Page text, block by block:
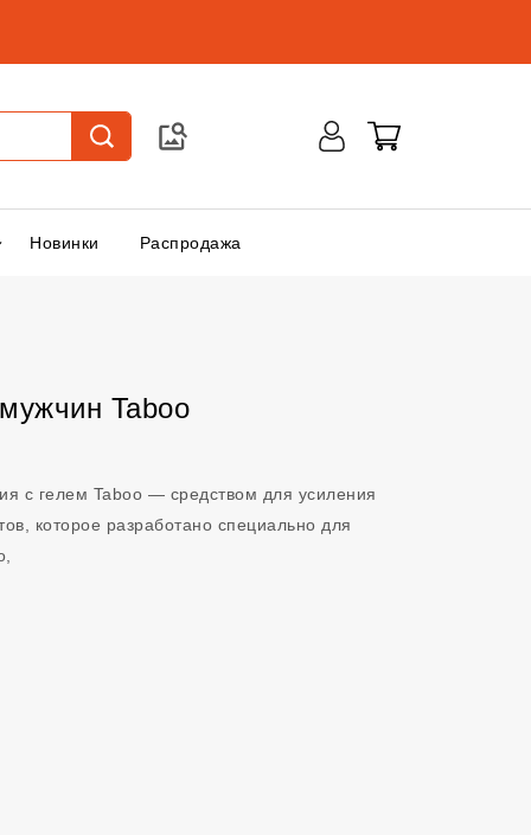
Новинки Распродажа
Taboo
с гелем Taboo — средством для усиления
которое разработано специально для